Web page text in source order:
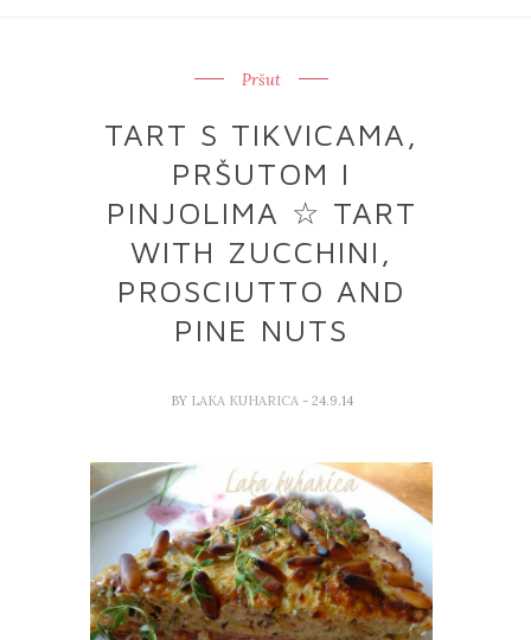
Pršut
TART S TIKVICAMA,
PRŠUTOM I
PINJOLIMA ☆ TART
WITH ZUCCHINI,
PROSCIUTTO AND
PINE NUTS
BY LAKA KUHARICA - 24.9.14